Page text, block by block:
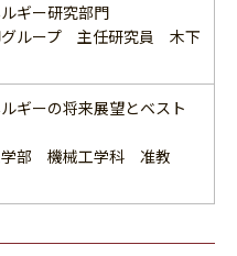
ギー研究部門
グループ 主任研究員 木下
ギーの将来展望とベスト
部 機械工学科 准教